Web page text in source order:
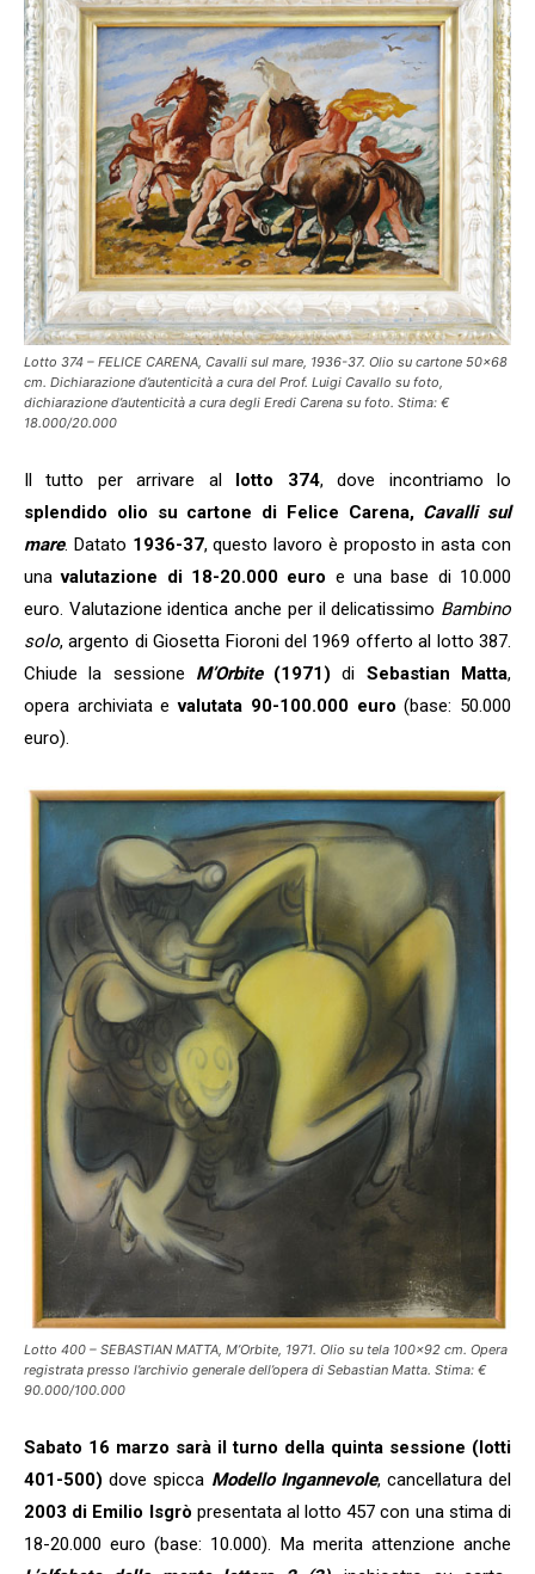
Lotto 374 – FELICE CARENA, Cavalli sul mare, 1936-37. Olio su cartone 50×68
cm. Dichiarazione d’autenticità a cura del Prof. Luigi Cavallo su foto,
dichiarazione d’autenticità a cura degli Eredi Carena su foto. Stima: €
18.000/20.000
Il tutto per arrivare al lotto 374, dove incontriamo lo
splendido olio su cartone di Felice Carena, Cavalli sul
mare. Datato 1936-37, questo lavoro è proposto in asta con
unavalutazione di 18-20.000 euro e una base di 10.000
euro. Valutazione identica anche per il delicatissimo Bambino
solo, argento di Giosetta Fioroni del 1969 offerto al lotto 387.
Chiude la sessione M’Orbite(1971) di Sebastian Matta,
opera archiviata e valutata 90-100.000 euro (base: 50.000
euro).
Lotto 400 – SEBASTIAN MATTA, M’Orbite, 1971. Olio su tela 100×92 cm. Opera
registrata presso l’archivio generale dell’opera di Sebastian Matta. Stima: €
90.000/100.000
Sabato 16 marzo sarà il turno della quinta sessione (lotti
401-500) dove spicca Modello Ingannevole, cancellatura del
2003 di Emilio Isgrò presentata al lotto 457 con una stima di
18-20.000 euro (base: 10.000). Ma merita attenzione anche